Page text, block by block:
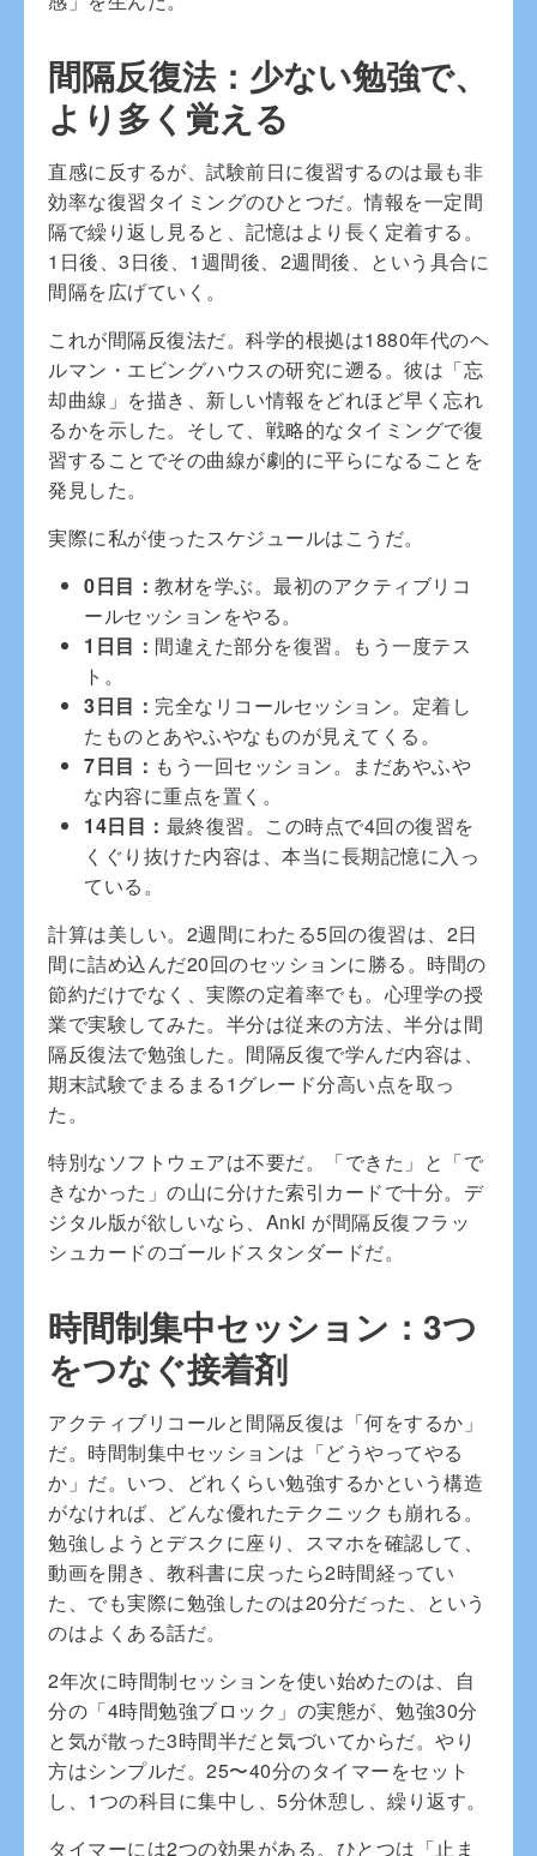
間隔反復法：少ない勉強で、
より多く覚える
直感に反するが、試験前日に復習するのは最も非
効率な復習タイミングのひとつだ。情報を一定間
隔で繰り返し見ると、記憶はより長く定着する。
1日後、3日後、1週間後、2週間後、という具合に
間隔を広げていく。
これが間隔反復法だ。科学的根拠は1880年代のヘ
ルマン・エビングハウスの研究に遡る。彼は「忘
却曲線」を描き、新しい情報をどれほど早く忘れ
るかを示した。そして、戦略的なタイミングで復
習することでその曲線が劇的に平らになることを
発見した。
実際に私が使ったスケジュールはこうだ。
0日目： 教材を学ぶ。最初のアクティブリコ
ールセッションをやる。
1日目： 間違えた部分を復習。もう一度テス
ト。
3日目： 完全なリコールセッション。定着し
たものとあやふやなものが見えてくる。
7日目： もう一回セッション。まだあやふや
な内容に重点を置く。
14日目： 最終復習。この時点で4回の復習を
くぐり抜けた内容は、本当に長期記憶に入っ
ている。
計算は美しい。2週間にわたる5回の復習は、2日
間に詰め込んだ20回のセッションに勝る。時間の
節約だけでなく、実際の定着率でも。心理学の授
業で実験してみた。半分は従来の方法、半分は間
隔反復法で勉強した。間隔反復で学んだ内容は、
期末試験でまるまる1グレード分高い点を取っ
た。
特別なソフトウェアは不要だ。「できた」と「で
きなかった」の山に分けた索引カードで十分。デ
ジタル版が欲しいなら、Anki が間隔反復フラッ
シュカードのゴールドスタンダードだ。
時間制集中セッション：3つ
をつなぐ接着剤
アクティブリコールと間隔反復は「何をするか」
だ。時間制集中セッションは「どうやってやる
か」だ。いつ、どれくらい勉強するかという構造
がなければ、どんな優れたテクニックも崩れる。
勉強しようとデスクに座り、スマホを確認して、
動画を開き、教科書に戻ったら2時間経ってい
た、でも実際に勉強したのは20分だった、という
のはよくある話だ。
2年次に時間制セッションを使い始めたのは、自
分の「4時間勉強ブロック」の実態が、勉強30分
と気が散った3時間半だと気づいてからだ。やり
方はシンプルだ。25〜40分のタイマーをセット
し、1つの科目に集中し、5分休憩し、繰り返す。
タイマーには2つの効果がある。ひとつは「止ま